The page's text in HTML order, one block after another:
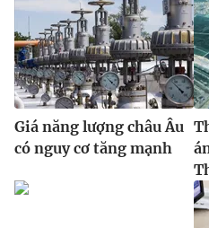
Giá năng lượng châu Âu
có nguy cơ tăng mạnh